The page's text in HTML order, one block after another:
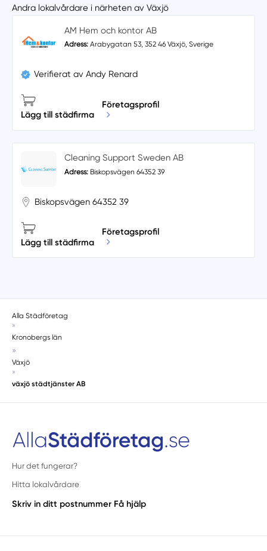
Andra lokalvårdare i närheten av Växjö
AM Hem och kontor AB
Adress: Arabygatan 53, 352 46 Växjö, Sverige
Verifierat av Andy Renard
Lägg till städfirma
Företagsprofil
Cleaning Support Sweden AB
Adress: Biskopsvägen 64352 39
Biskopsvägen 64352 39
Lägg till städfirma
Företagsprofil
Alla Städföretag
»
Kronobergs län
»
Växjö
»
växjö städtjänster AB
Hur det fungerar?
Hitta lokalvårdare
Skriv in ditt postnummer Få hjälp